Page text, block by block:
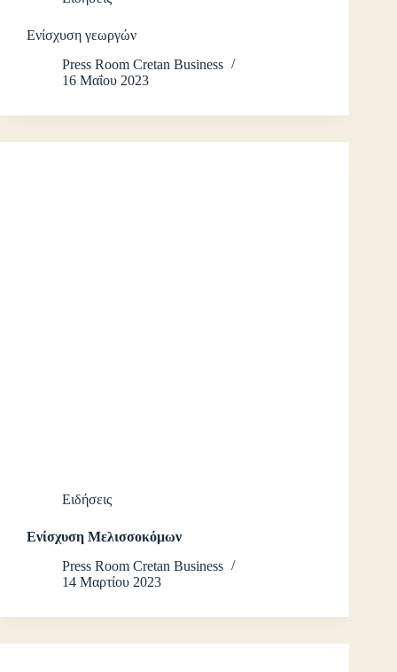
Ενίσχυση γεωργών
Press Room Cretan Business
16 Μαΐου 2023
Ειδήσεις
Ενίσχυση Μελισσοκόμων
Press Room Cretan Business
14 Μαρτίου 2023